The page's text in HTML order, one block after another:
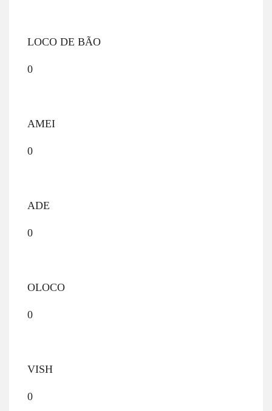
LOCO DE BÃO
0
AMEI
0
ADE
0
OLOCO
0
VISH
0